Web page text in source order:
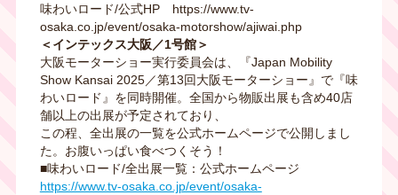
味わいロード/公式HP https://www.tv-
osaka.co.jp/event/osaka-motorshow/ajiwai.php
＜インテックス大阪／1号館＞
大阪モーターショー実行委員会は、『Japan Mobility
Show Kansai 2025／第13回大阪モーターショー』で『味
わいロード』を同時開催。全国から物販出展も含め40店
舗以上の出展が予定されており、
この程、全出展の一覧を公式ホームページで公開しまし
た。お腹いっぱい食べつくそう！
■味わいロード/全出展一覧：公式ホームページ
https://www.tv-osaka.co.jp/event/osaka-